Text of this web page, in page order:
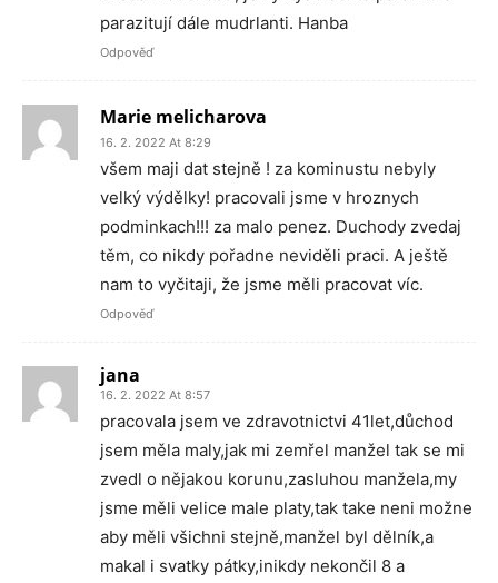
parazitují dále mudrlanti. Hanba
Odpověď
Marie melicharova
16. 2. 2022 At 8:29
všem maji dat stejně ! za kominustu nebyly
velký výdělky! pracovali jsme v hroznych
podminkach!!! za malo penez. Duchody zvedaj
těm, co nikdy pořadne neviděli praci. A ještě
nam to vyčitaji, že jsme měli pracovat víc.
Odpověď
jana
16. 2. 2022 At 8:57
pracovala jsem ve zdravotnictvi 41let,důchod
jsem měla maly,jak mi zemřel manžel tak se mi
zvedl o nějakou korunu,zasluhou manžela,my
jsme měli velice male platy,tak take neni možne
aby měli všichni stejně,manžel byl dělník,a
makal i svatky pátky,inikdy nekončil 8 a